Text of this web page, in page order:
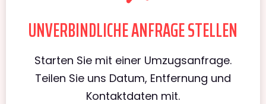
UNVERBINDLICHE ANFRAGE STELLEN
Starten Sie mit einer Umzugsanfrage.
Teilen Sie uns Datum, Entfernung und
Kontaktdaten mit.